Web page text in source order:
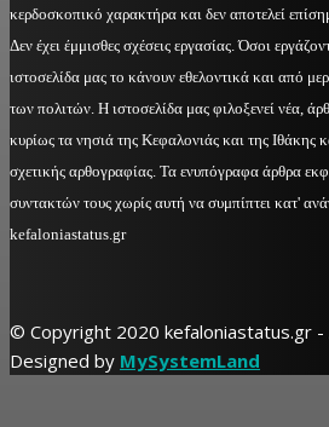
κερδοσκοπικό χαρακτήρα και δεν αποτελεί
Δεν έχει έμμισθες σχέσεις εργασίας. Όσοι
ιστοσελίδα μας το κάνουν εθελοντικά και από
των πολιτών. Η ιστοσελίδα μας φιλοξενεί νέα,
κυρίως τα νησιά της Κεφαλονιάς και της Ιθάκης
σχετικής αρθογραφίας. Τα ενυπόγραφα άρθρα
συντακτών τους χωρίς αυτή να συμπίπτει κατ'
kefaloniastatus.gr
© Copyright 2020 kefaloniastatus.gr -
Designed by MySystemLand